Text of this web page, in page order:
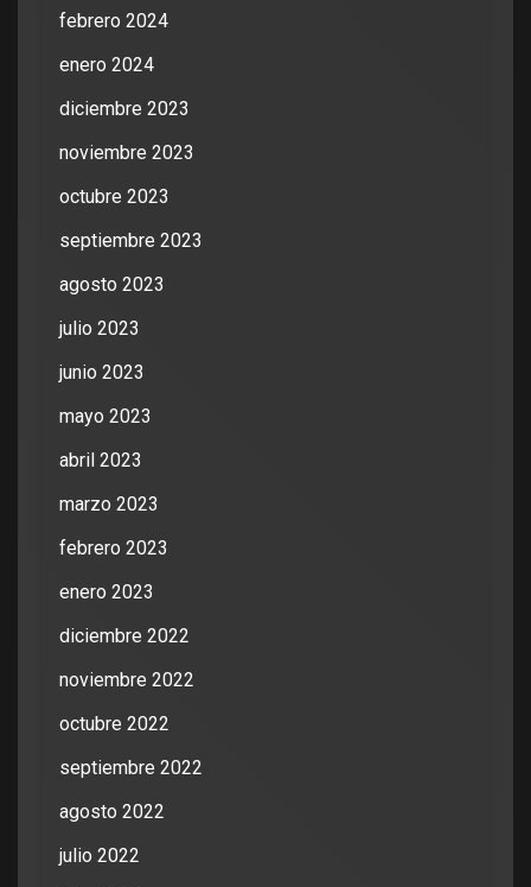
febrero 2024
enero 2024
diciembre 2023
noviembre 2023
octubre 2023
septiembre 2023
agosto 2023
julio 2023
junio 2023
mayo 2023
abril 2023
marzo 2023
febrero 2023
enero 2023
diciembre 2022
noviembre 2022
octubre 2022
septiembre 2022
agosto 2022
julio 2022